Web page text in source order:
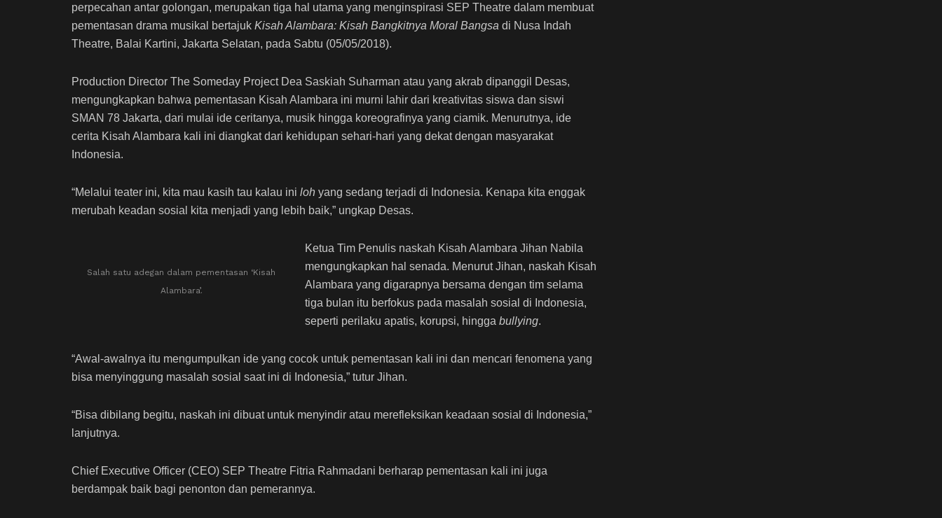
perpecahan antar golongan, merupakan tiga hal utama yang menginspirasi SEP Theatre dalam membuat
pementasan drama musikal bertajuk Kisah Alambara: Kisah Bangkitnya Moral Bangsa di Nusa Indah
Theatre, Balai Kartini, Jakarta Selatan, pada Sabtu (05/05/2018).
Production Director The Someday Project Dea Saskiah Suharman atau yang akrab dipanggil Desas,
mengungkapkan bahwa pementasan Kisah Alambara ini murni lahir dari kreativitas siswa dan siswi
SMAN 78 Jakarta, dari mulai ide ceritanya, musik hingga koreografinya yang ciamik. Menurutnya, ide
cerita Kisah Alambara kali ini diangkat dari kehidupan sehari-hari yang dekat dengan masyarakat
Indonesia.
“Melalui teater ini, kita mau kasih tau kalau ini loh yang sedang terjadi di Indonesia. Kenapa kita enggak
merubah keadan sosial kita menjadi yang lebih baik,” ungkap Desas.
Salah satu adegan dalam pementasan ‘Kisah
Alambara’.
Ketua Tim Penulis naskah Kisah Alambara Jihan Nabila
mengungkapkan hal senada. Menurut Jihan, naskah Kisah
Alambara yang digarapnya bersama dengan tim selama
tiga bulan itu berfokus pada masalah sosial di Indonesia,
seperti perilaku apatis, korupsi, hingga bullying.
“Awal-awalnya itu mengumpulkan ide yang cocok untuk pementasan kali ini dan mencari fenomena yang
bisa menyinggung masalah sosial saat ini di Indonesia,” tutur Jihan.
“Bisa dibilang begitu, naskah ini dibuat untuk menyindir atau merefleksikan keadaan sosial di Indonesia,”
lanjutnya.
Chief Executive Officer (CEO) SEP Theatre Fitria Rahmadani berharap pementasan kali ini juga
berdampak baik bagi penonton dan pemerannya.